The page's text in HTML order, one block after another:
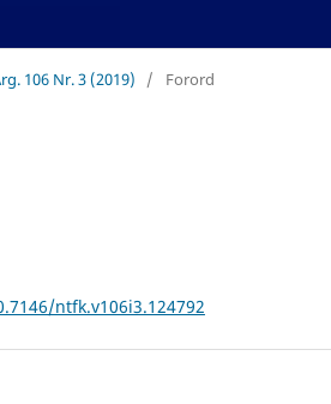
106 Nr. 3 (2019) / Forord
ntfk.v106i3.124792